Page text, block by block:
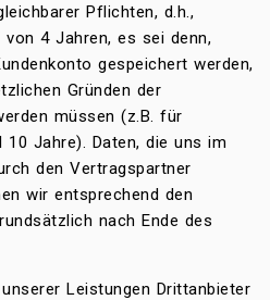
Pflichten, d.h.,
4 Jahren, es sei denn,
gespeichert werden,
Gründen der
müssen (z.B. für
Jahre). Daten, die uns im
den Vertragspartner
wir entsprechend den
nach Ende des
Leistungen Drittanbieter